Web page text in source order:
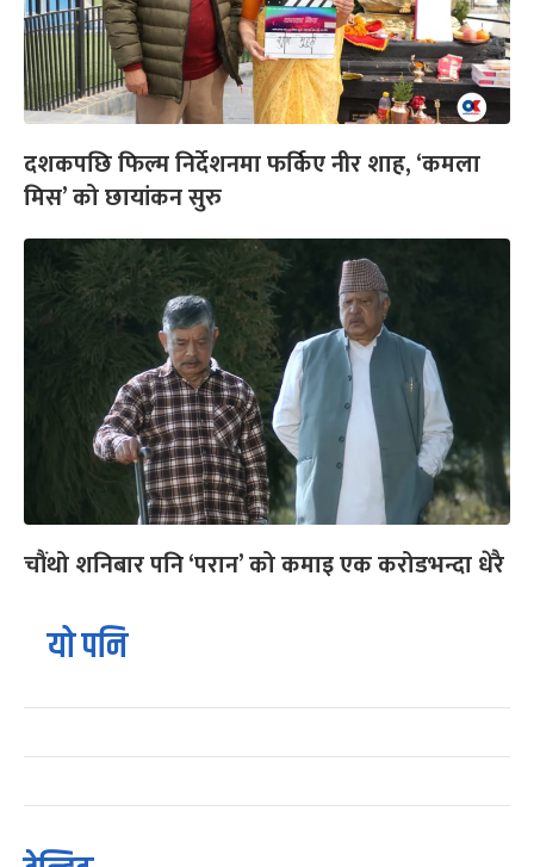
दशकपछि फिल्म निर्देशनमा फर्किए नीर शाह, ‘कमला
मिस’ को छायांकन सुरु
चौंथो शनिबार पनि ‘परान’ को कमाइ एक करोडभन्दा धेरै
यो पनि